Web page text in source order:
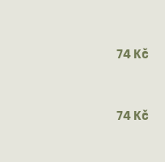
74 Kč
74 Kč